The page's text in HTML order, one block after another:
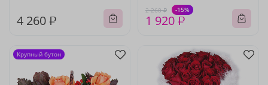
4 260 ₽
2 260 ₽ -15%
1 920 ₽
Крупный бутон